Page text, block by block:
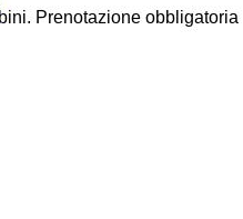
Prenotazione obbligatoria